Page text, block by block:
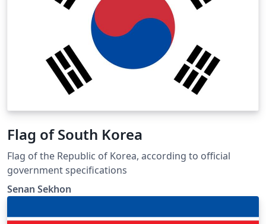
señala colores específicos para archivos informáticos.
El emblema central de la bandera es la rueda de 24
radios Ashoka Chakra, cuyo código en LaTeX fue
previamente publicado por Overleaf y fue incorporado
al diseño en TikZ. El archivo codificado ha sido
procesado como un nodo, removiéndole previamente
sus encabezados.
Flag of South Korea
Flag of the Republic of Korea, according to official
government specifications
Senan Sekhon